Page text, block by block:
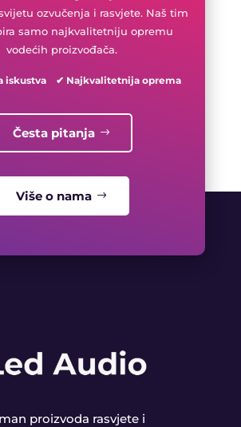
ozvučenja i rasvjete. Naš tim
samo najkvalitetniju opremu
vodećih proizvođača.
iskustva ✔ Najkvalitetnija oprema
Česta pitanja
Više o nama
proizvoda rasvjete i